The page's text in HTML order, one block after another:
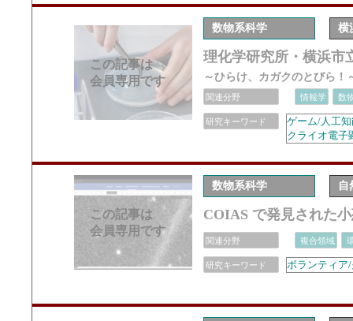
この記事は
会員専用です
数物系科学 横
理化学研究所・横浜市
～ひらけ、カガクのとびら！
関連分野 情報学 数
研究キーワード
ゲーム/人工
クライオ電子
この記事は
会員専用です
数物系科学 自
COIAS で発見された
関連分野 複合領域
研究キーワード ボランティア